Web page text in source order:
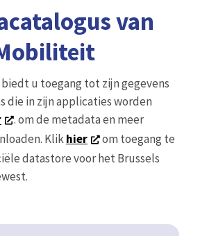
van
u toegang tot zijn gegevens
die in zijn applicaties worden
. om de metadata en meer
Klikhier
om toegang te
datastore voor het Brussels